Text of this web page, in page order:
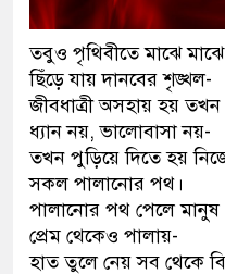
তবুও পৃথিবীতে মাঝে মাঝে
ছিঁড়ে যায় দানবের শৃঙ্খল-
জীবধাত্রী অসহায় হয়
ধ্যান নয়, ভালোবাসা নয়-
তখন পুড়িয়ে দিতে হয়
সকল পালানোর পথ।
পালানোর পথ পেলে মানুষ
প্রেম থেকেও পালায়-
হাত তুলে নেয় সব থেকে